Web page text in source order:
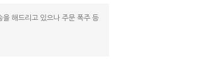
해드리고 있으나 주문 폭주 등